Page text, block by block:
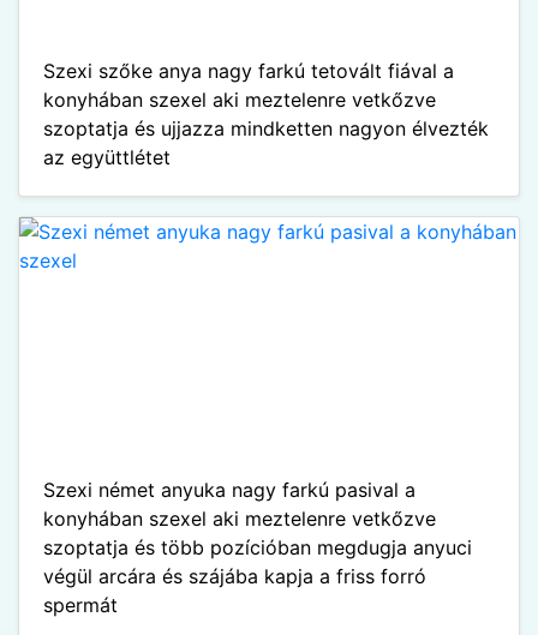
Szexi szőke anya nagy farkú tetovált fiával a
konyhában szexel aki meztelenre vetkőzve
szoptatja és ujjazza mindketten nagyon élvezték
az együttlétet
Szexi német anyuka nagy farkú pasival a
konyhában szexel aki meztelenre vetkőzve
szoptatja és több pozícióban megdugja anyuci
végül arcára és szájába kapja a friss forró
spermát